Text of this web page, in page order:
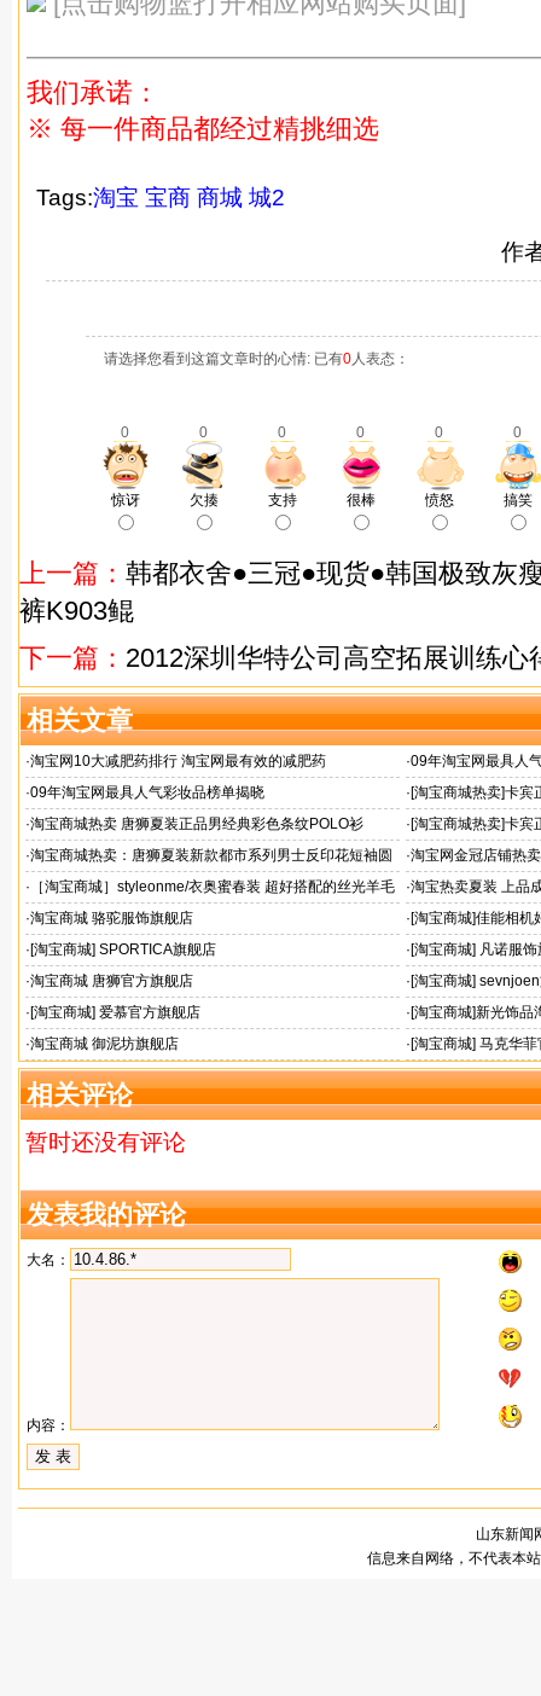
我们承诺：
※ 每一件商品都经过精挑细选
Tags:淘宝 宝商 商城 城2
作
请选择您看到这篇文章时的心情: 已有0人表态：
0 0 0 0 0 0
惊讶 欠揍 支持 很棒 愤怒 搞笑
上一篇： 韩都衣舍●三冠●现货●韩国极致灰
裤K903鲲
下一篇： 2012深圳华特公司高空拓展训练心
相关文章
·淘宝网10大减肥药排行 淘宝网最有效的减肥药 ·09年淘宝网最具人
·09年淘宝网最具人气彩妆品榜单揭晓 ·[淘宝商城热卖]卡
0203004原269
·淘宝商城热卖 唐狮夏装正品男经典彩色条纹POLO衫 ·[淘宝商城热卖]卡宾
30303005
·淘宝商城热卖：唐狮夏装新款都市系列男士反印花短袖圆
领T恤
·淘宝网金冠店铺热
· ［淘宝商城］styleonme/衣奥蜜春装 超好搭配的丝光羊毛
百搭小开衫189/配胸花
·淘宝热卖夏装 上品
丝连衣裙
·淘宝商城 骆驼服饰旗舰店 ·[淘宝商城]佳能相机
·[淘宝商城] SPORTICA旗舰店 ·[淘宝商城] 凡诺服
·淘宝商城 唐狮官方旗舰店 ·[淘宝商城]
·[淘宝商城] 爱慕官方旗舰店 ·[淘宝商城]新光饰品
·淘宝商城 御泥坊旗舰店 ·[淘宝商城] 马克华
相关评论
暂时还没有评论
发表我的评论
大名：
内容：
山东新闻
信息来自网络，不代表本